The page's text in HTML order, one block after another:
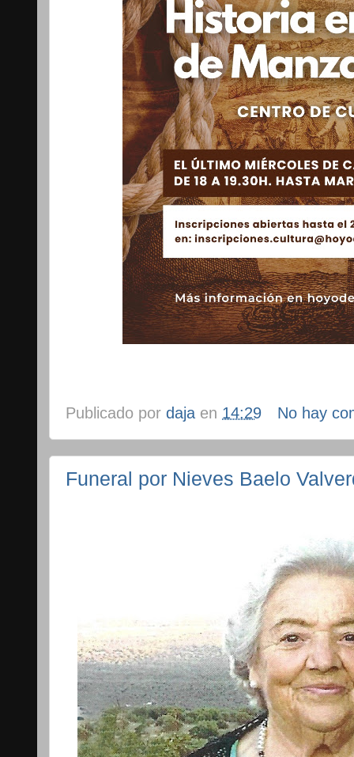
Publicado por daja en 14:29 No hay
Funeral por Nieves Baelo